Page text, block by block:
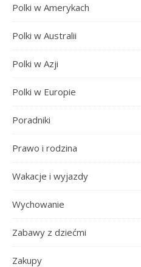
Polki w Amerykach
Polki w Australii
Polki w Azji
Polki w Europie
Poradniki
Prawo i rodzina
Wakacje i wyjazdy
Wychowanie
Zabawy z dziećmi
Zakupy